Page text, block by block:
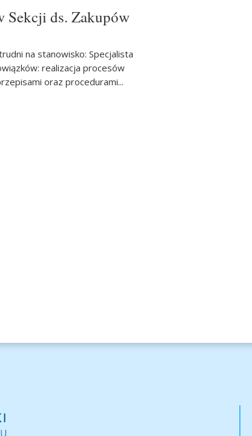
Sekcji ds. Zakupów
na stanowisko: Specjalista
realizacja procesów
oraz procedurami...